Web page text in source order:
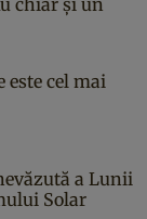
chiar și un
este cel mai
a Lunii
Solar